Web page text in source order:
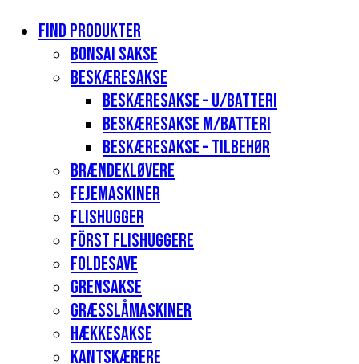
Find produkter
Bonsai sakse
Beskæresakse
Beskæresakse – u/batteri
Beskæresakse m/batteri
Beskæresakse – tilbehør
Brændekløvere
Fejemaskiner
Flishugger
Först flishuggere
Foldesave
Grensakse
Græsslåmaskiner
Hækkesakse
Kantskærere